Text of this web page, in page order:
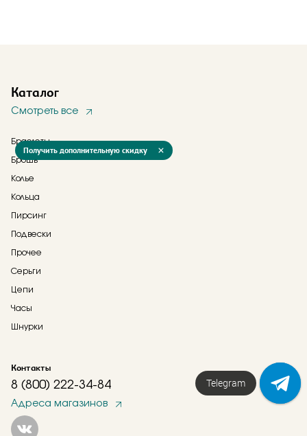
Каталог
Смотреть все
Браслеты
Брошь
Колье
Кольца
Пирсинг
Подвески
Прочее
Серьги
Цепи
Часы
Шнурки
Контакты
8 (800) 222-34-84
Адреса магазинов
Получить дополнительную скидку
Telegram